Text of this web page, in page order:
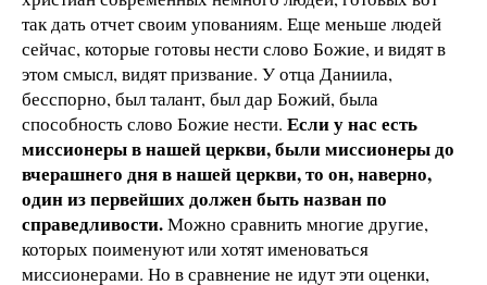
так дать отчет своим упованиям. Еще меньше людей
сейчас, которые готовы нести слово Божие, и видят в
этом смысл, видят призвание. У отца Даниила,
бесспорно, был талант, был дар Божий, была
способность слово Божие нести. Если у нас есть
миссионеры в нашей церкви, были миссионеры до
вчерашнего дня в нашей церкви, то он, наверно,
один из первейших должен быть назван по
справедливости.Можно сравнить многие другие,
которых поименуют или хотят именоваться
миссионерами. Но в сравнение не идут эти оценки,